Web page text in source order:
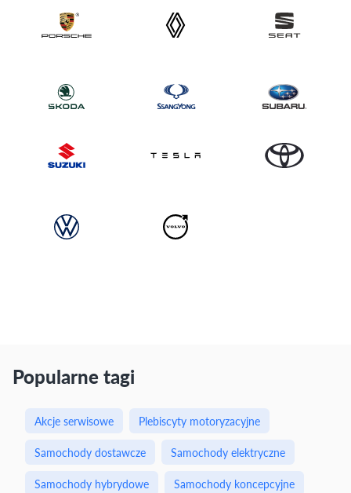
Popularne tagi
Akcje serwisowe
Plebiscyty motoryzacyjne
Samochody dostawcze
Samochody elektryczne
Samochody hybrydowe
Samochody koncepcyjne